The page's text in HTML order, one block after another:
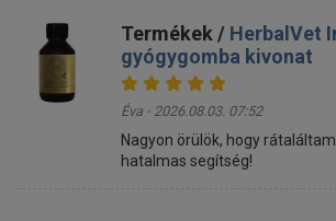
Termékek / HerbalVet
gyógygomba kivonat
Éva - 2026.08.03. 07:52
Nagyon örülök, hogy
hatalmas segítség!